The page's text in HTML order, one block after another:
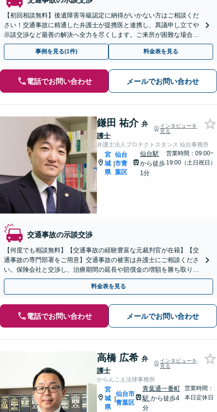
【初回相談無料】後遺障害等級認定に納得がいかない方はご相談くだ
さい！交通事故に精通した弁護士が提携医と連携し、異議申し立てや
示談交渉など最善の解決へ全力を尽くします。ご来所が困難な場合も
柔軟に対応します。【電話・WEB面談可】
事例を見る(1件) 料金表を見る
電話でお問い合わせ メールでお問い合わせ
鎌田 祐介 弁
護士
インタビューを
見る
弁護士法人プロテクトスタンス 仙台事務所
宮
城
県
|
仙台
市青
葉区
仙台駅
から徒歩
1分
営業時間：09:00~
19:00（土日祝日）
交通事故の示談交渉
【何度でも相談無料】【交通事故の経験豊富な元裁判官が在籍】【交
通事故の専門部署をご用意】交通事故の被害は弁護士にご相談くださ
い。保険会社と交渉し、治療期間の延長や賠償金の増額を勝ち取りま
す。後遺障害の等級認定の手続きなどもお任せください。
料金表を見る
電話でお問い合わせ メールでお問い合わせ
高橋 広希 弁
護士
インタビューを
見る
からんこえ法律事務所
宮
城
県
|
仙台市
青葉区
青葉通一番町
駅 から徒歩4
分
営業時間：
本日定休日